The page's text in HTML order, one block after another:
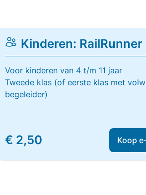
Kinderen: RailRunner
Voor kinderen van 4 t/m 11 jaar
Tweede klas (of eerste klas met
begeleider)
€ 2,50 Koop